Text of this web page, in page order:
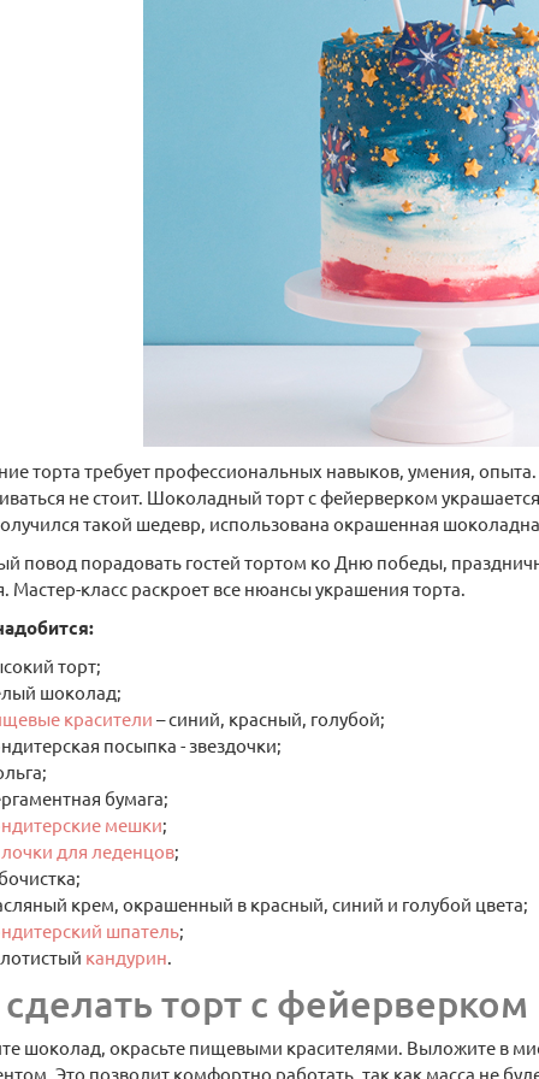
Силиконовая форма для
выпечки и десертов Груша-2
15 ячеек
30 см Ширина:17,5 см
5,2 см Диаметр:4 см
Страна произв.:Китай
Материал:
В корзину
торта требует профессиональных навыков, умения, опыта.
не стоит. Шоколадный торт с фейерверком
такой шедевр, использована окрашенная
повод порадовать гостей тортом ко Дню победы,
Мастер-класс раскроет все нюансы украшения торта.
торт;
шоколад;
красители – синий, красный, голубой;
посыпка - звездочки;
бумага;
мешки;
для леденцов;
крем, окрашенный в красный, синий и голубой цвета;
шпатель;
кандурин.
торт с фейерверком
шоколад, окрасьте пищевыми красителями. Выложите в
Это позволит комфортно работать, так как масса не